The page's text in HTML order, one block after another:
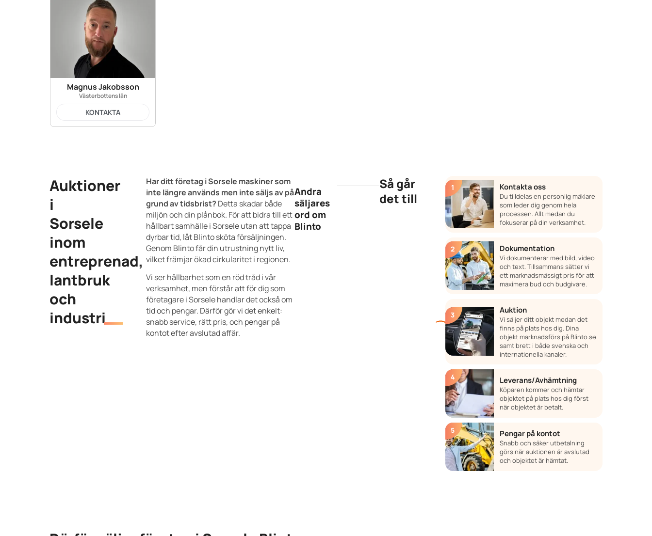
Magnus Jakobsson
Västerbottens län
KONTAKTA
Auktioner
i
Sorsele
inom
entreprenad,
lantbruk
och
industri
Har ditt företag i Sorsele maskiner som
inte längre används men inte säljs av på
grund av tidsbrist? Detta skadar både
miljön och din plånbok. För att bidra till ett
hållbart samhälle i Sorsele utan att tappa
dyrbar tid, låt Blinto sköta försäljningen.
Genom Blinto får din utrustning nytt liv,
vilket främjar ökad cirkularitet i regionen.
Vi ser hållbarhet som en röd tråd i vår
verksamhet, men förstår att för dig som
företagare i Sorsele handlar det också om
tid och pengar. Därför gör vi det enkelt:
snabb service, rätt pris, och pengar på
kontot efter avslutad affär.
Andra
säljares
ord om
Blinto
Så går
det till
Kontakta oss
Du tilldelas en personlig mäklare
som leder dig genom hela
processen. Allt medan du
fokuserar på din verksamhet.
Dokumentation
Vi dokumenterar med bild, video
och text. Tillsammans sätter vi
ett marknadsmässigt pris för att
maximera bud och budgivare.
Auktion
Vi säljer ditt objekt medan det
finns på plats hos dig. Dina
objekt marknadsförs på Blinto.se
samt brett i både svenska och
internationella kanaler.
Leverans/Avhämtning
Köparen kommer och hämtar
objektet på plats hos dig först
när objektet är betalt.
Pengar på kontot
Snabb och säker utbetalning
görs när auktionen är avslutad
och objektet är hämtat.